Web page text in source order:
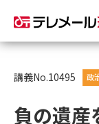
講義No.10495 政
負の遺産